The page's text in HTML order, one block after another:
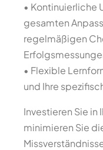
• Kontinuierliche
gesamten
regelmäßigen
• Flexible
und Ihre
Investieren Sie in
minimieren Sie